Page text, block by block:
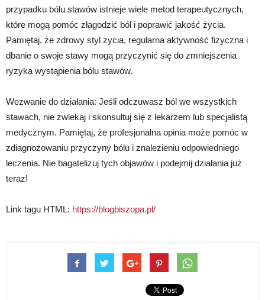
przypadku bólu stawów istnieje wiele metod terapeutycznych,
które mogą pomóc złagodzić ból i poprawić jakość życia.
Pamiętaj, że zdrowy styl życia, regularna aktywność fizyczna i
dbanie o swoje stawy mogą przyczynić się do zmniejszenia
ryzyka wystąpienia bólu stawów.
Wezwanie do działania: Jeśli odczuwasz ból we wszystkich
stawach, nie zwlekaj i skonsultuj się z lekarzem lub specjalistą
medycznym. Pamiętaj, że profesjonalna opinia może pomóc w
zdiagnozowaniu przyczyny bólu i znalezieniu odpowiedniego
leczenia. Nie bagatelizuj tych objawów i podejmij działania już
teraz!
Link tagu HTML: https://blogbiszopa.pl/